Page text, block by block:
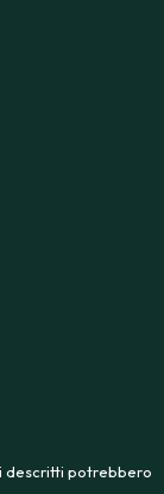
descritti potrebbero